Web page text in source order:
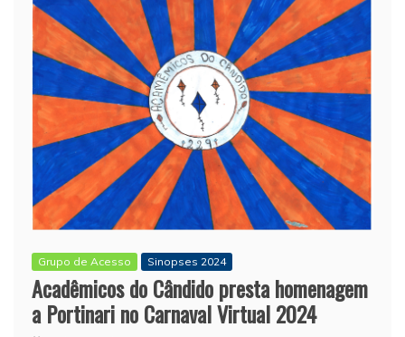
Grupo de Acesso Sinopses 2024
Acadêmicos do Cândido presta homenagem
a Portinari no Carnaval Virtual 2024